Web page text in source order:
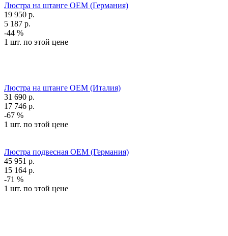
Люстра на штанге OEM (Германия)
19 950 р.
5 187 р.
-44 %
1 шт. по этой цене
Люстра на штанге OEM (Италия)
31 690 р.
17 746 р.
-67 %
1 шт. по этой цене
Люстра подвесная OEM (Германия)
45 951 р.
15 164 р.
-71 %
1 шт. по этой цене